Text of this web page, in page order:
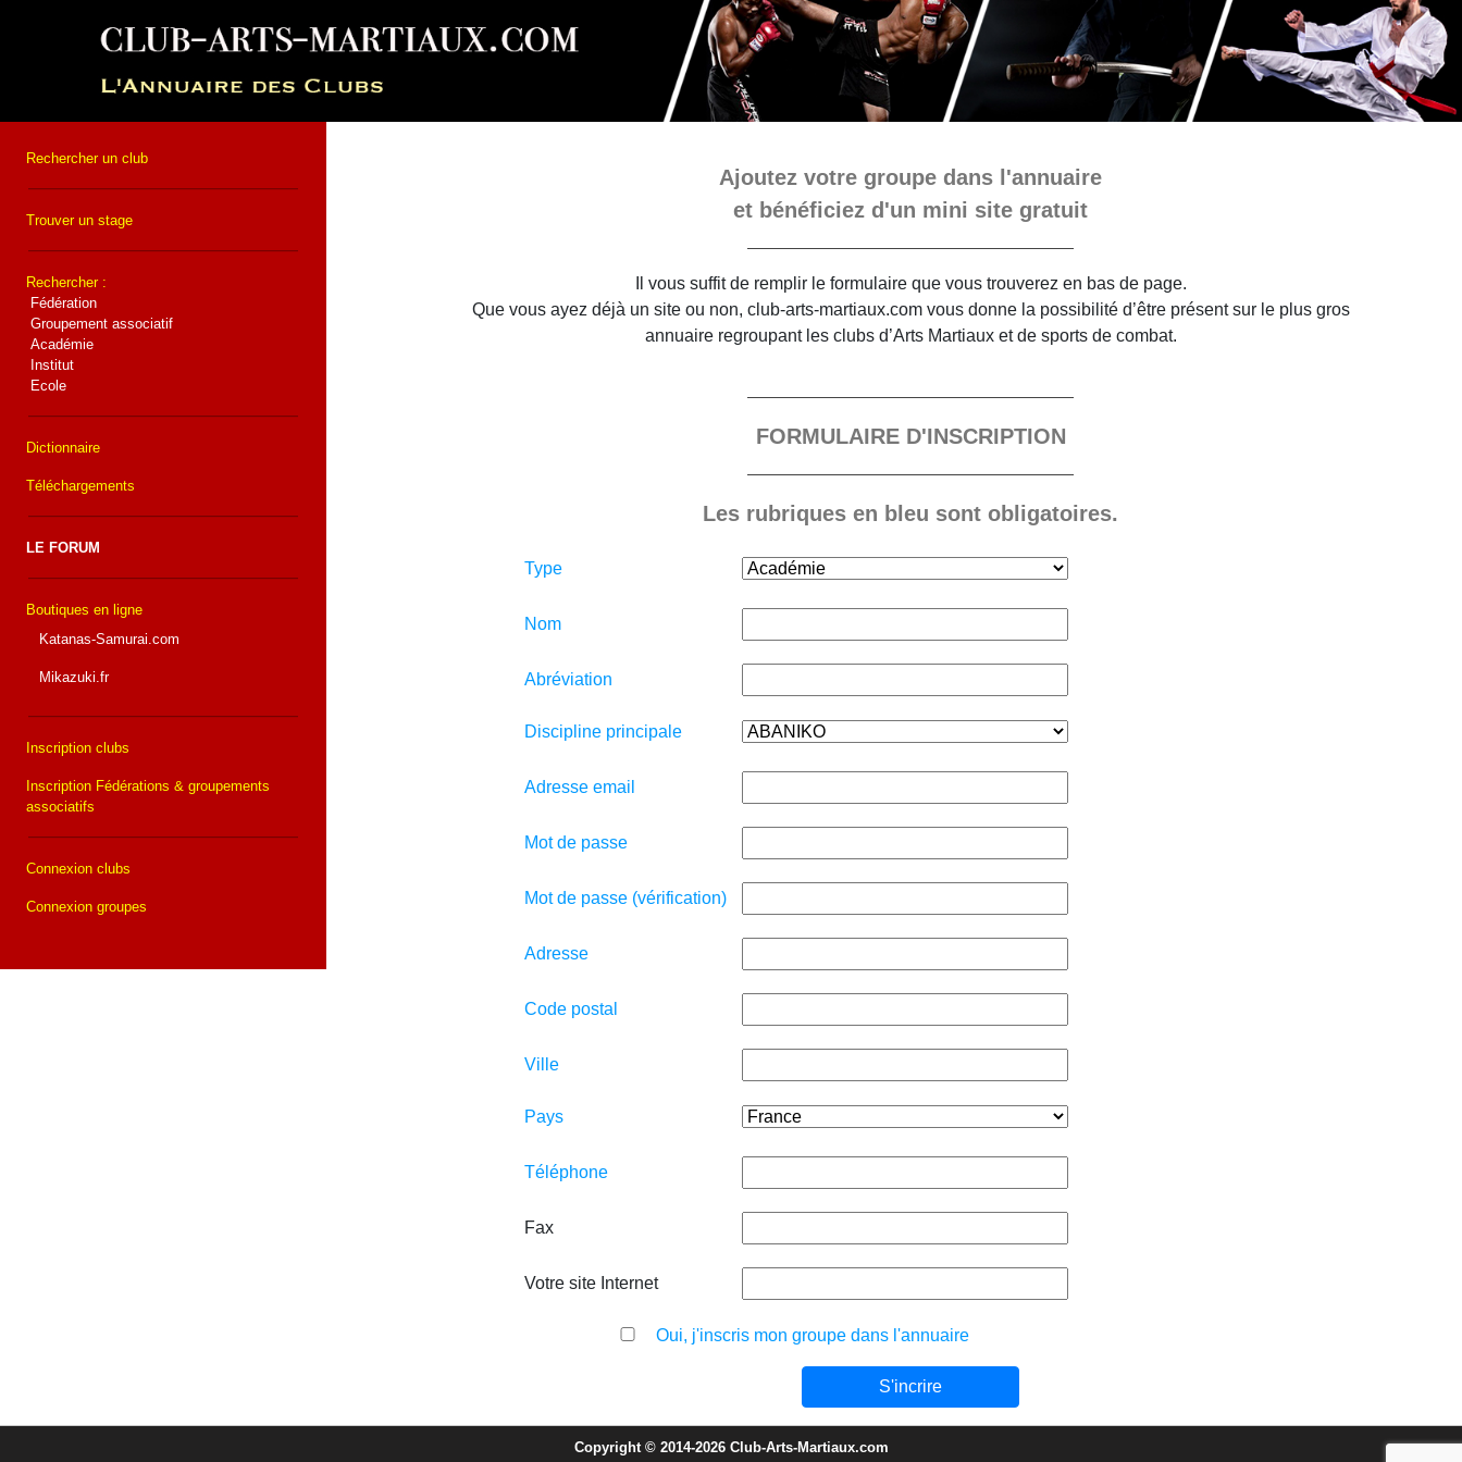
Rechercher un club
Trouver un stage
Rechercher :
Fédération
Groupement associatif
Académie
Institut
Ecole
Dictionnaire
Téléchargements
LE FORUM
Boutiques en ligne
Katanas-Samurai.com
Mikazuki.fr
Inscription clubs
Inscription Fédérations & groupements
associatifs
Connexion clubs
Connexion groupes
Ajoutez votre groupe dans l'annuaire
et bénéficiez d'un mini site gratuit
Il vous suffit de remplir le formulaire que vous trouverez en bas de page.
Que vous ayez déjà un site ou non, club-arts-martiaux.com vous donne la possibilité d’être présent sur le plus gros
annuaire regroupant les clubs d’Arts Martiaux et de sports de combat.
FORMULAIRE D'INSCRIPTION
Les rubriques en bleu sont obligatoires.
Type
Nom
Abréviation
Discipline principale
Adresse email
Mot de passe
Mot de passe (vérification)
Adresse
Code postal
Ville
Pays
Téléphone
Fax
Votre site Internet
Oui, j'inscris mon groupe dans l'annuaire
Copyright © 2014-2026 Club-Arts-Martiaux.com